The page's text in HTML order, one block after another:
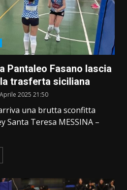
Pantaleo Fasano lascia
trasferta siciliana
2025 21:50
una brutta sconfitta
Santa Teresa MESSINA –